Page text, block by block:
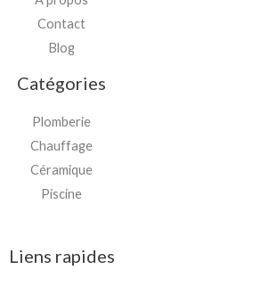
Contact
Blog
Catégories
Plomberie
Chauffage
Céramique
Piscine
Liens rapides